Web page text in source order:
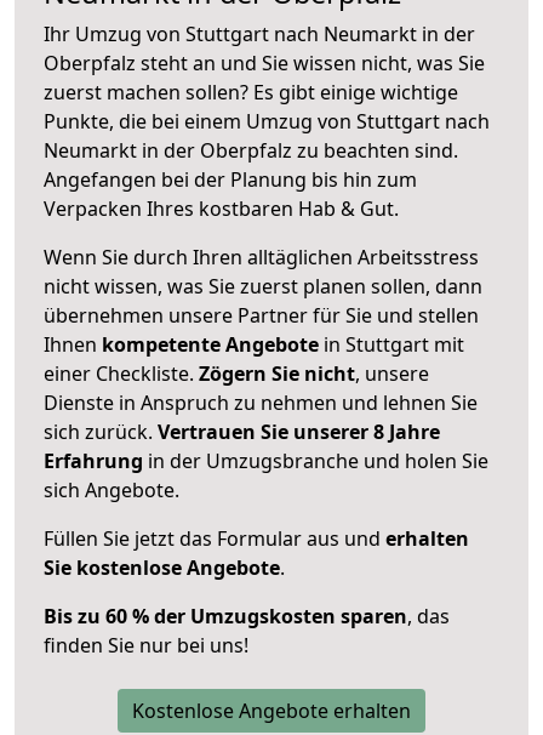
Ihr Umzug von Stuttgart nach Neumarkt in der
Oberpfalz steht an und Sie wissen nicht, was Sie
zuerst machen sollen? Es gibt einige wichtige
Punkte, die bei einem Umzug von Stuttgart nach
Neumarkt in der Oberpfalz zu beachten sind.
Angefangen bei der Planung bis hin zum
Verpacken Ihres kostbaren Hab & Gut.
Wenn Sie durch Ihren alltäglichen Arbeitsstress
nicht wissen, was Sie zuerst planen sollen, dann
übernehmen unsere Partner für Sie und stellen
Ihnen kompetente Angebote in Stuttgart mit
einer Checkliste. Zögern Sie nicht, unsere
Dienste in Anspruch zu nehmen und lehnen Sie
sich zurück. Vertrauen Sie unserer 8 Jahre
Erfahrung in der Umzugsbranche und holen Sie
sich Angebote.
Füllen Sie jetzt das Formular aus und erhalten
Sie kostenlose Angebote.
Bis zu 60 % der Umzugskosten sparen, das
finden Sie nur bei uns!
Kostenlose Angebote erhalten